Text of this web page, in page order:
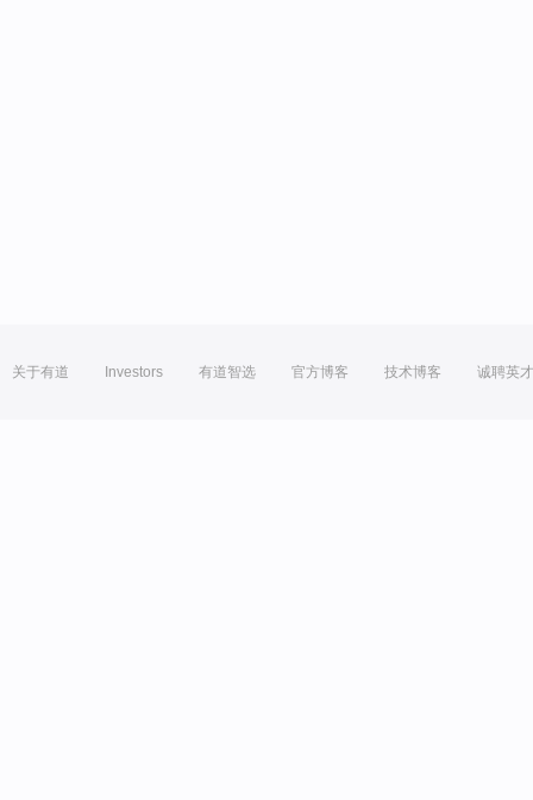
关于有道 Investors 有道智选 官方博客 技术博客 诚聘英才